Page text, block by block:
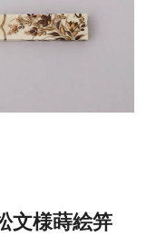
文様蒔絵笄